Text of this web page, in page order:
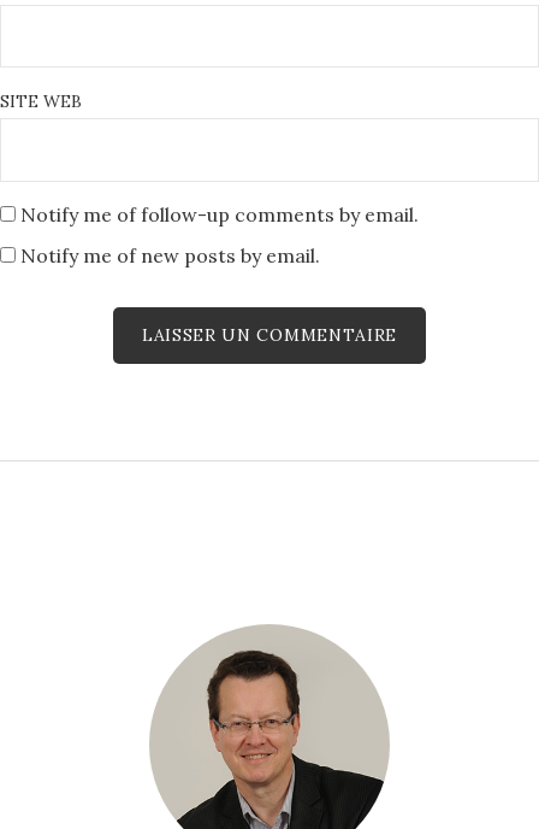
SITE WEB
Notify me of follow-up comments by email.
Notify me of new posts by email.